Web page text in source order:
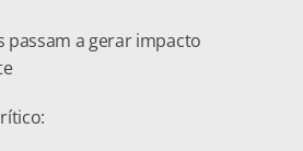
passam a gerar impacto